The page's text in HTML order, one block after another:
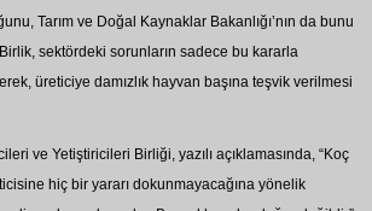
Tarım ve Doğal Kaynaklar Bakanlığı’nın da bunu
sektördeki sorunların sadece bu kararla
üreticiye damızlık hayvan başına teşvik verilmesi
ve Yetiştiricileri Birliği, yazılı açıklamasında, “Koç
hiç bir yararı dokunmayacağına yönelik